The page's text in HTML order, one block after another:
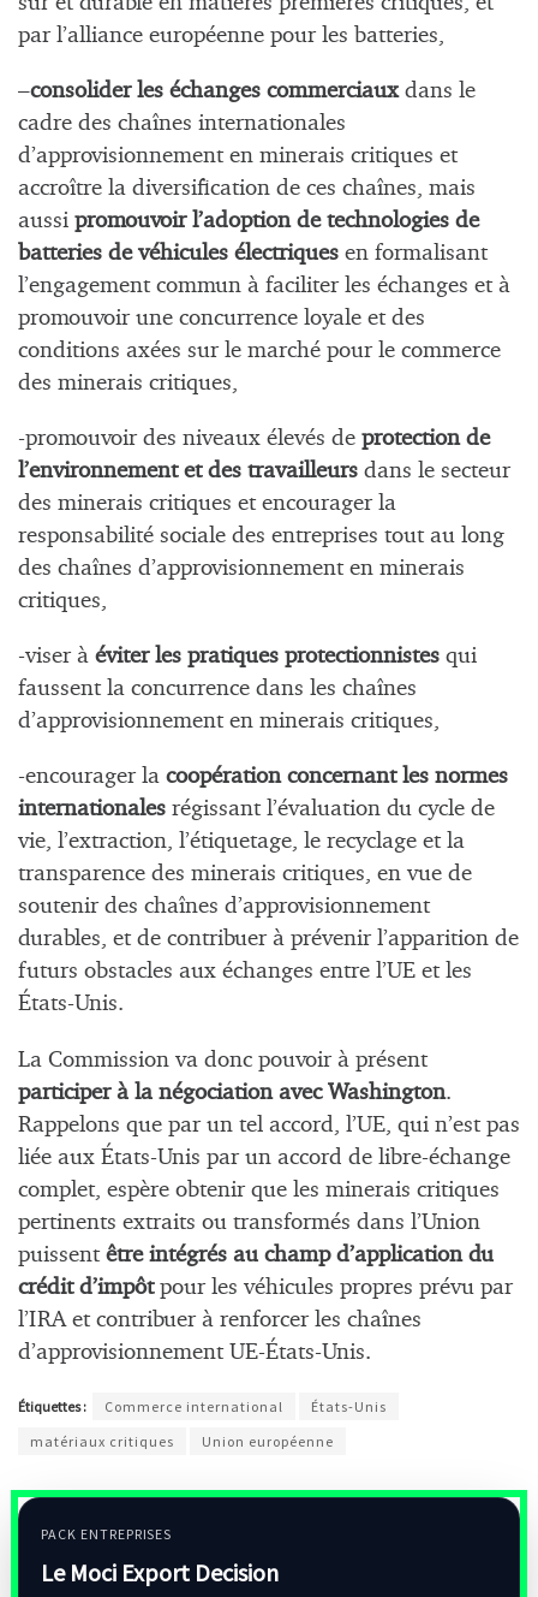
par l’alliance européenne pour les batteries,
–consolider les échanges commerciauxdans le
cadre des chaînes internationales
d’approvisionnement en minerais critiques et
accroître la diversification de ces chaînes, mais
aussi promouvoir l’adoption de technologies de
batteries de véhicules électriques en formalisant
l’engagement commun à faciliter les échanges et à
promouvoir une concurrence loyale et des
conditions axées sur le marché pour le commerce
des minerais critiques,
-promouvoir des niveaux élevés de protection de
l’environnement et des travailleurs dans le secteur
des minerais critiques et encourager la
responsabilité sociale des entreprises tout au long
des chaînes d’approvisionnement en minerais
critiques,
-viser à éviter les pratiques protectionnistes qui
faussent la concurrence dans les chaînes
d’approvisionnement en minerais critiques,
-encourager la coopération concernant les normes
internationales régissant l’évaluation du cycle de
vie, l’extraction, l’étiquetage, le recyclage et la
transparence des minerais critiques, en vue de
soutenir des chaînes d’approvisionnement
durables, et de contribuer à prévenir l’apparition de
futurs obstacles aux échanges entre l’UE et les
États-Unis.
La Commission va donc pouvoir à présent
participer à la négociation avec Washington.
Rappelons que par un tel accord, l’UE, qui n’est pas
liée aux États-Unis par un accord de libre-échange
complet, espère obtenir que les minerais critiques
pertinents extraits ou transformés dans l’Union
puissent être intégrés au champ d’application du
crédit d’impôtpour les véhicules propres prévu par
l’IRA et contribuer à renforcer les chaînes
d’approvisionnement UE-États-Unis.
Étiquettes : Commerce international
États-Unis
matériaux critiques
Union européenne
PACK ENTREPRISES
Le Moci Export Decision